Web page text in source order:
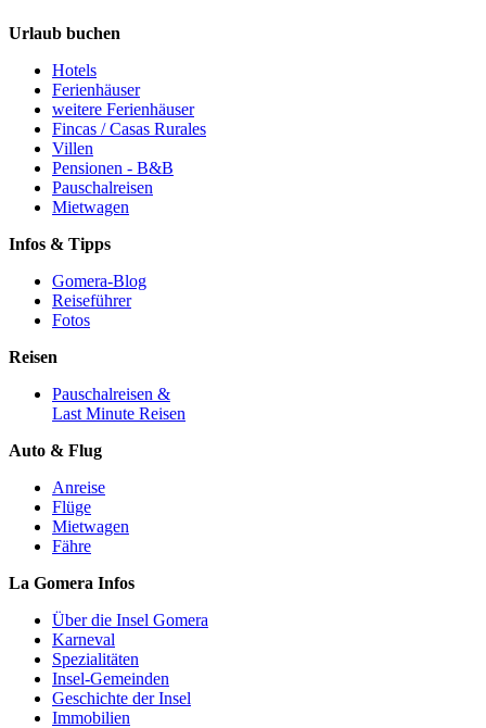
Urlaub buchen
Hotels
Ferienhäuser
weitere Ferienhäuser
Fincas / Casas Rurales
Villen
Pensionen - B&B
Pauschalreisen
Mietwagen
Infos & Tipps
Gomera-Blog
Reiseführer
Fotos
Reisen
Pauschalreisen &
Last Minute Reisen
Auto & Flug
Anreise
Flüge
Mietwagen
Fähre
La Gomera Infos
Über die Insel Gomera
Karneval
Spezialitäten
Insel-Gemeinden
Geschichte der Insel
Immobilien